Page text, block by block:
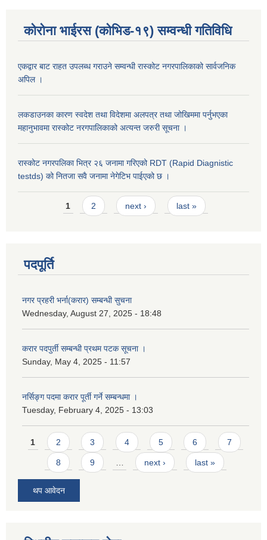
कोरोना भाईरस (कोभिड-१९) सम्वन्धी गतिविधि
एकद्वार बाट राहत उपलब्ध गराउने सम्वन्धी रास्कोट नगरपालिकाको सार्वजनिक
अपिल ।
लकडाउनका कारण स्वदेश तथा विदेशमा अलपत्र तथा जोखिममा पर्नुभएका
महानुभावमा रास्कोट नरगपालिकाको अत्यन्त जरुरी सूचना ।
रास्कोट नगरपलिका भित्र २६ जनामा गरिएको RDT (Rapid Diagnistic
testds) को नितजा सवै जनामा नेगेटिभ पाईएको छ ।
Pages1 2 next › last »
पदपूर्ति
नगर प्रहरी भर्ना(करार) सम्बन्धी सुचना
Wednesday, August 27, 2025 - 18:48
करार पदपुर्ती सम्बन्धी प्रथम पटक सूचना ।
Sunday, May 4, 2025 - 11:57
नर्सिङ्ग पदमा करार पूर्ती गर्ने सम्बन्धमा ।
Tuesday, February 4, 2025 - 13:03
Pages
1 2 3 4 5 6 7
8 9 … next › last »
थप आवेदन